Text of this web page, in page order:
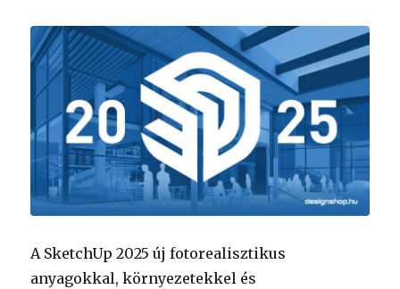
A SketchUp 2025 új fotorealisztikus
anyagokkal, környezetekkel és